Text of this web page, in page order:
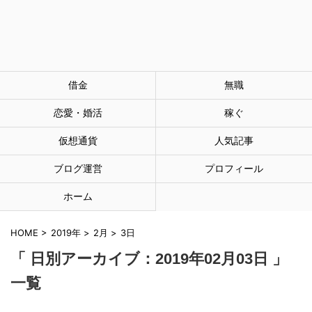
借金 無職
恋愛・婚活 稼ぐ
仮想通貨 人気記事
ブログ運営 プロフィール
ホーム
HOME > 2019年 > 2月 > 3日
「 日別アーカイブ：2019年02月03日 」
一覧